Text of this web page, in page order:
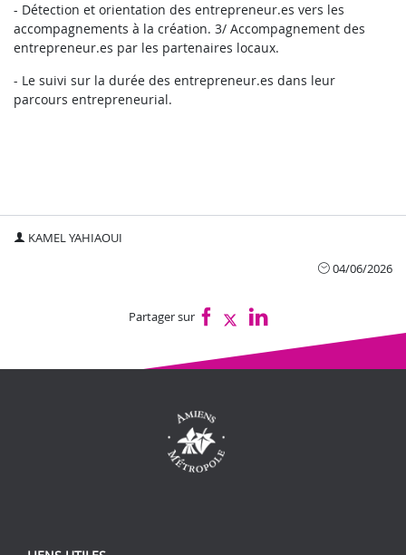
- Détection et orientation des entrepreneur.es vers les
accompagnements à la création. 3/ Accompagnement des
entrepreneur.es par les partenaires locaux.
- Le suivi sur la durée des entrepreneur.es dans leur
parcours entrepreneurial.
KAMEL YAHIAOUI
04/06/2026
Partager sur